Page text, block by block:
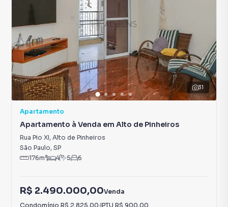
31
Apartamento
Apartamento à Venda em Alto de Pinheiros
Rua Pio XI, Alto de Pinheiros
São Paulo, SP
176m² 4 5 6
R$ 2.490.000,00Venda
Condomínio R$ 2.825,00·IPTU R$ 900,00